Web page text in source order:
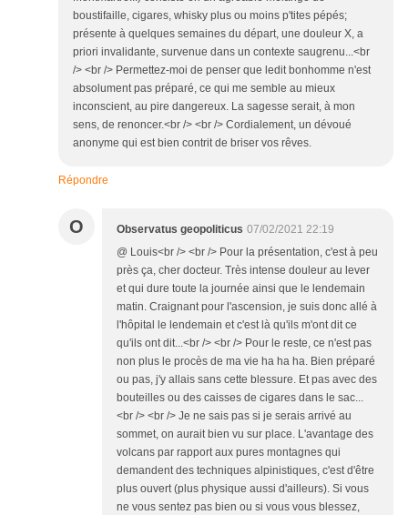
boustifaille, cigares, whisky plus ou moins p'tites pépés;
présente à quelques semaines du départ, une douleur X, a
priori invalidante, survenue dans un contexte saugrenu...<br
/> <br /> Permettez-moi de penser que ledit bonhomme n'est
absolument pas préparé, ce qui me semble au mieux
inconscient, au pire dangereux. La sagesse serait, à mon
sens, de renoncer.<br /> <br /> Cordialement, un dévoué
anonyme qui est bien contrit de briser vos rêves.
Répondre
O Observatus geopoliticus 07/02/2021 22:19
@ Louis<br /> <br /> Pour la présentation, c'est à peu
près ça, cher docteur. Très intense douleur au lever
et qui dure toute la journée ainsi que le lendemain
matin. Craignant pour l'ascension, je suis donc allé à
l'hôpital le lendemain et c'est là qu'ils m'ont dit ce
qu'ils ont dit...<br /> <br /> Pour le reste, ce n'est pas
non plus le procès de ma vie ha ha ha. Bien préparé
ou pas, j'y allais sans cette blessure. Et pas avec des
bouteilles ou des caisses de cigares dans le sac...
<br /> <br /> Je ne sais pas si je serais arrivé au
sommet, on aurait bien vu sur place. L'avantage des
volcans par rapport aux pures montagnes qui
demandent des techniques alpinistiques, c'est d'être
plus ouvert (plus physique aussi d'ailleurs). Si vous
ne vous sentez pas bien ou si vous vous blessez,